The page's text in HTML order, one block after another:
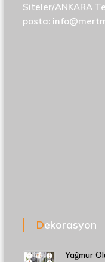
Siteler/ANKARA
posta:
Dekorasyon
Yağmur